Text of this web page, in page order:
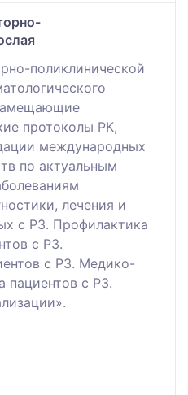
поликлинической
протоколы РК,
международных
по актуальным
лечения и
с РЗ. Профилактика
с РЗ.
с РЗ. Медико-
пациентов с РЗ.